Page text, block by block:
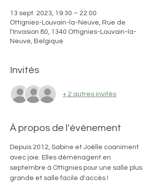
13 sept. 2023, 19:30 – 22:00
Ottignies-Louvain-la-Neuve, Rue de
l'Invasion 80, 1340 Ottignies-Louvain-la-
Neuve, Belgique
Invités
+ 2 autres invités
À propos de l'événement
Depuis 2012, Sabine et Joëlle coaniment
avec joie. Elles déménagent en
septembre à Ottignies pour une salle plus
grande et salle facile d'accès !